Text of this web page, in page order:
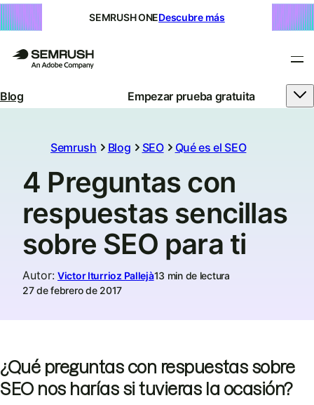
SEMRUSH ONEDescubre más
Blog Empezar prueba gratuita
Semrush Blog SEO Qué es el SEO
4 Preguntas con
respuestas sencillas
sobre SEO para ti
Autor: Victor Iturrioz Pallejà13 min de lectura
27 de febrero de 2017
¿Qué preguntas con respuestas sobre
SEO nos harías si tuvieras la ocasión?